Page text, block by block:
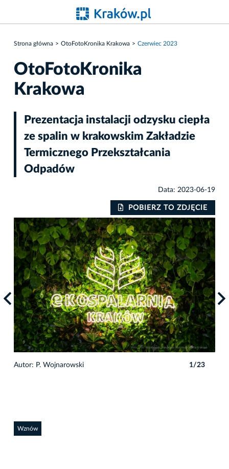
Strona główna OtoFotoKronika Krakowa Czerwiec 2023
OtoFotoKronika
Krakowa
Prezentacja instalacji odzysku ciepła
ze spalin w krakowskim Zakładzie
Termicznego Przekształcania
Odpadów
Data: 2023-06-19
POBIERZ TO ZDJĘCIE
Autor: P. Wojnarowski 1/23
Wznów